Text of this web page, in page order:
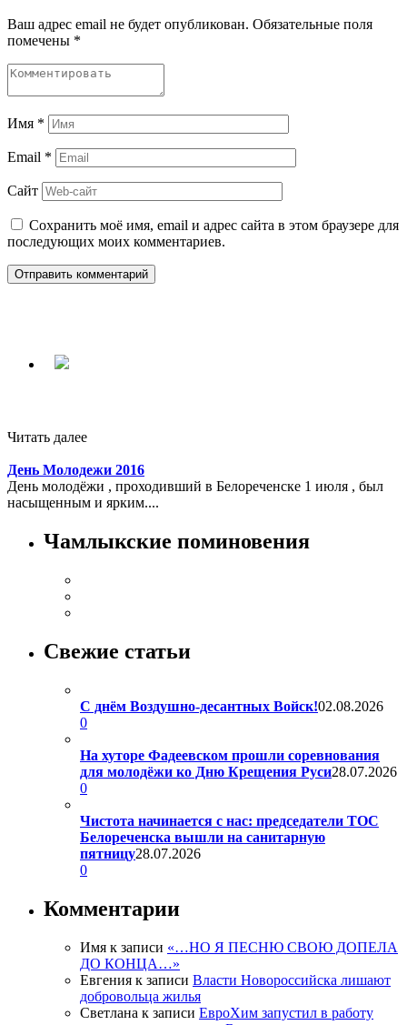
Ваш адрес email не будет опубликован. Обязательные поля
помечены *
Имя *
Email *
Сайт
Сохранить моё имя, email и адрес сайта в этом браузере для
последующих моих комментариев.
Читать далее
День Молодежи 2016
День молодёжи , проходивший в Белореченске 1 июля , был
насыщенным и ярким....
Чамлыкские поминовения
Свежие статьи
С днём Воздушно-десантных Войск!02.08.2026
0
На хуторе Фадеевском прошли соревнования
для молодёжи ко Дню Крещения Руси28.07.2026
0
Чистота начинается с нас: председатели ТОС
Белореченска вышли на санитарную
пятницу28.07.2026
0
Комментарии
Имя к записи «…НО Я ПЕСНЮ СВОЮ ДОПЕЛА
ДО КОНЦА…»
Евгения к записи Власти Новороссийска лишают
добровольца жилья
Светлана к записи ЕвроХим запустил в работу